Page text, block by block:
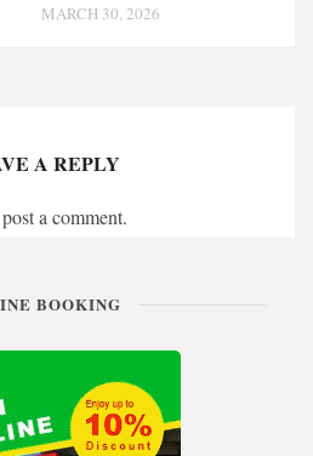
MARCH 30, 2026
A REPLY
a comment.
BOOKING